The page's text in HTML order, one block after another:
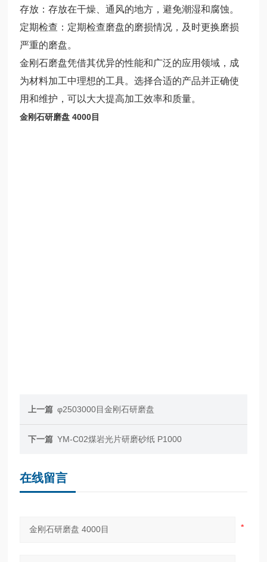
存放：存放在干燥、通风的地方，避免潮湿和腐蚀。
定期检查：定期检查磨盘的磨损情况，及时更换磨损
严重的磨盘。
金刚石磨盘凭借其优异的性能和广泛的应用领域，成
为材料加工中理想的工具。选择合适的产品并正确使
用和维护，可以大大提高加工效率和质量。
金刚石研磨盘 4000目
上一篇 φ2503000目金刚石研磨盘
下一篇 YM-C02煤岩光片研磨砂纸 P1000
在线留言